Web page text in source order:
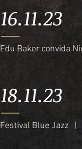
16.11.23
Edu Baker convida
18.11.23
Festival Blue Jazz |